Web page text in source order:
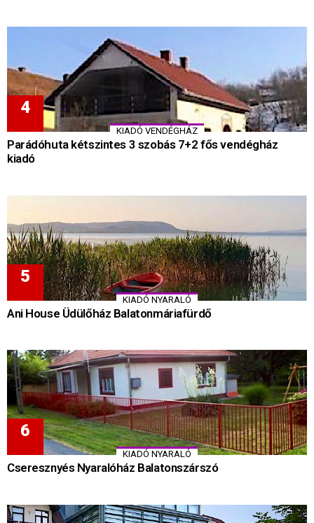
KIADÓ VENDÉGHÁZ
Parádóhuta kétszintes 3 szobás 7+2 fős vendégház
kiadó
KIADÓ NYARALÓ
Ani House Üdülőház Balatonmáriafürdő
KIADÓ NYARALÓ
Cseresznyés Nyaralóház Balatonszárszó